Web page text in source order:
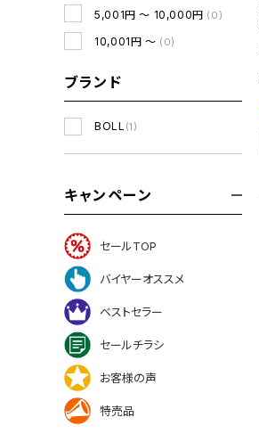
5,001円 ～ 10,000円 (0)
10,001円 ～ (0)
ブランド
BOLL (1)
キャンペーン
セールTOP
バイヤーオススメ
ベストセラー
セールチラシ
お客様の声
特売品